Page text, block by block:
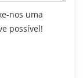
nos uma
possível!